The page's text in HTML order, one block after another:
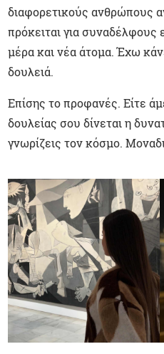
διαφορετικούς ανθρώπους
πρόκειται για συναδέλφους
μέρα και νέα άτομα. Έχω
δουλειά.
Επίσης το προφανές. Είτε
δουλείας σου δίνεται η
γνωρίζεις τον κόσμο.